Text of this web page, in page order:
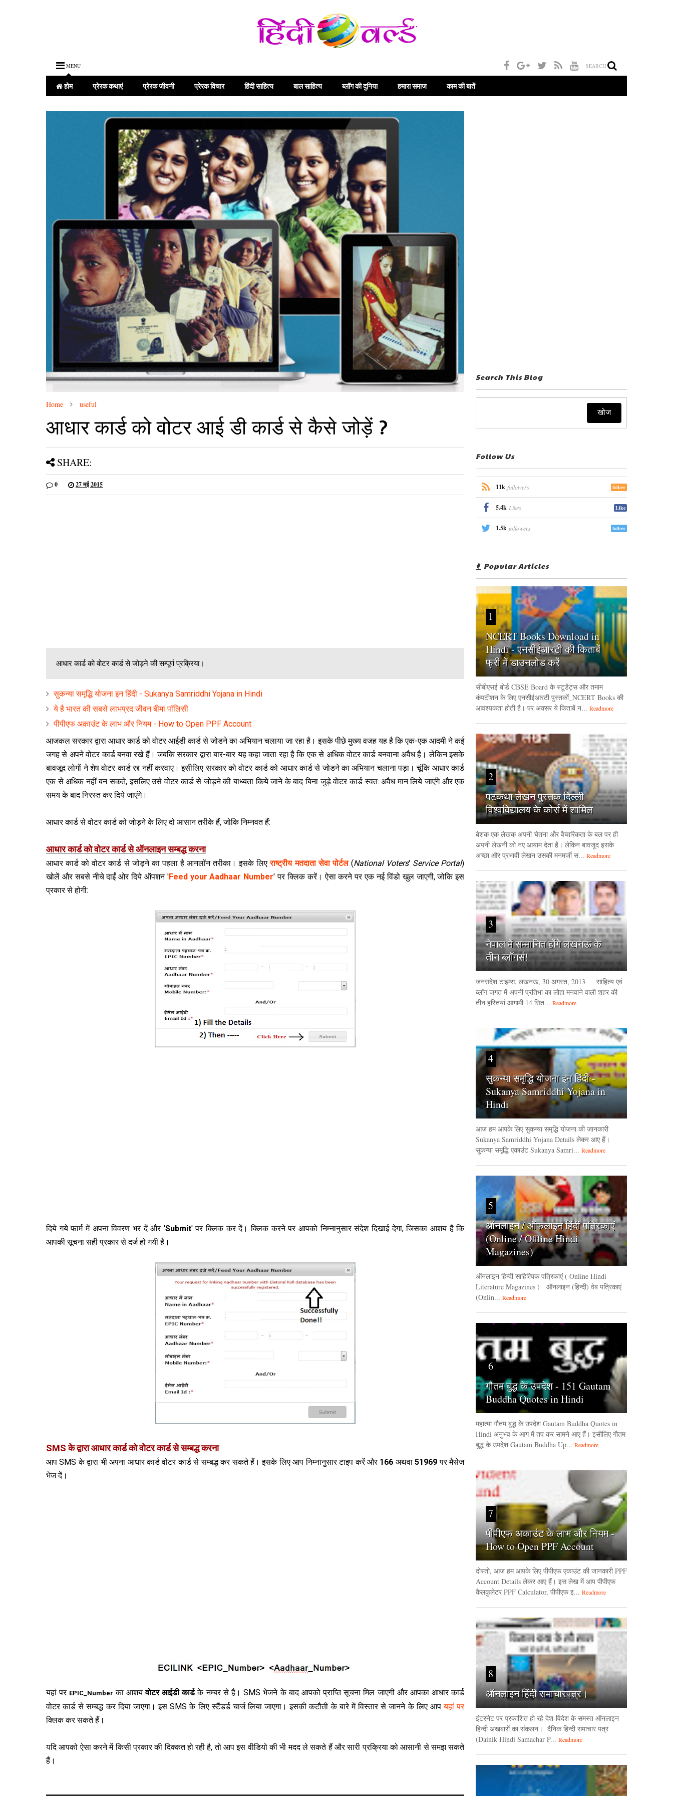
MENU SEARCH
होम प्रेरक कथाएं प्रेरक जीवनी प्रेरक विचार हिंदी साहित्य बाल साहित्य ब्लॉग की दुनिया हमारा समाज काम की बातें
Home useful
आधार कार्ड को वोटर आई डी कार्ड से कैसे जोड़ें ?
SHARE:
0 27 मई 2015
आधार कार्ड को वोटर कार्ड से जोड़ने की सम्पूर्ण प्रक्रिया।
सुकन्या समृद्धि योजना इन हिंदी - Sukanya Samriddhi Yojana in Hindi
ये है भारत की सबसे लाभप्रद जीवन बीमा पॉलिसी
पीपीएफ अकाउंट के लाभ और नियम - How to Open PPF Account
आजकल सरकार द्वारा आधार कार्ड को वोटर आईडी कार्ड से जोडने का अभि‍यान चलाया जा रहा है। इसके पीछे मुख्य वजह यह है कि एक-एक आदमी ने कई
जगह से अपने वोटर कार्ड बनवा रखे हैं। जबकि सरकार द्वारा बार-बार यह कहा जाता रहा है कि एक से अध‍िक वोटर कार्ड बनवाना अवैध है। लेकिन इसके
बावजूद लोगों ने शेष वोटर कार्ड रद्द नहीं करवाए। इसीलिए सरकार को वोटर कार्ड को आधार कार्ड से जोडने का अभि‍यान चलाना पड़ा। चूंकि आधार कार्ड
एक से अध‍िक नहीं बन सकते, इसलिए उसे वोटर कार्ड से जोड़ने की बाध्यता किये जाने के बाद बिना जुड़े वाेटर कार्ड स्वत: अवैध मान लिये जाएंगे और एक
समय के बाद निरस्त कर दिये जाएंगे।
आधार कार्ड से वोटर कार्ड को जोड़ने के लिए दो आसान तरीके हैं, जोकि निम्नवत हैं:
आधार कार्ड को वोटर कार्ड से ऑनलाइन सम्बद्ध करना
आधार कार्ड को वोटर कार्ड से जोड़ने का पहला है आनलॉन तरीका। इसके लिएराष्ट्रीय मतदाता सेवा पोर्टल(National Voters' Service Portal)
खोलें और सबसे नीचे दाईं ओर दिये ऑपशन 'Feed your Aadhaar Number' पर क्लिक करें। ऐसा करने पर एक नई विंडो खुल जाएगी, जोकि इस
प्रकार से होगी:
दिये गये फार्म में अपना विवरण भर दें और 'Submit' पर क्लिक कर दें। क्लिक करने पर आपको निम्नानुसार संदेश दिखाई देगा, जिसका आशय है कि
आपकी सूचना सही प्रकार से दर्ज हो गयी है।
SMS के द्वारा आधार कार्ड को वोटर कार्ड से सम्बद्ध करना
आप SMS के द्वारा भी अपना आधार कार्ड वोटर कार्ड से सम्बद्ध कर सकते हैं। इसके लिए आप निम्नानुसार टाइप करें और 166 अथवा51969 पर मैसेज
भेज दें।
यहां पर EPIC_Number का आशयवोटर आईडी कार्डके नम्बर से है। SMS भेजने के बाद आपको प्राप्ति सूचना मिल जाएगी और आपका आधार कार्ड
वोटर कार्ड से सम्बद्ध कर दिया जाएगा। इस SMS के लिए स्टैंडर्ड चार्ज लिया जाएगा। इसकी कटौती के बारे में विस्तार से जानने के लिए आपयहां पर
क्लिक कर सकते हैं।
यदि आपको ऐसा करने में किसी प्रकार की दिक्कत हो रही है, तो आप इस वीडियो की भी मदद ले सकते हैं और सारी प्रक्रिया को आसानी से समझ सकते
हैं।
Search This Blog
Follow Us
11k followers follow
5.4k Likes Like
1.5k followers follow
Popular Articles
1
NCERT Books Download in
Hindi - एनसीईआरटी की किताबें
फ्री में डाउनलोड करें
सीबीएसई बोर्ड CBSE Board के स्टूडेंट्स और तमाम
कंपटीशन के लिए एनसीईआरटी पुस्तकों_NCERT Books की
आवश्यकता होती है। पर अक्सर ये किताबें न... Readmore
2
पटकथा लेखन पुस्तक दिल्ली
विश्वविद्यालय के कोर्स में शामिल
बेशक एक लेखक अपनी चेतना और वैचारिकता के बल पर ही
अपनी लेखनी को नए आयाम देता है। लेकिन बावजूद इसके
अच्छा और प्रभावी लेखन उसकी मनमर्जी स... Readmore
3
नेपाल में सम्मानित होंगे लखनऊ के
तीन ब्लॉगर्स!
जनसंदेश टाइम्‍स, लखनऊ, 30 अगस्‍त, 2013 साहित्य एवं
ब्लॉग जगत में अपनी प्रतिभा का लोहा मनवाने वाली शहर की
तीन हस्तियां आगामी 14 सित... Readmore
4
सुकन्या समृद्धि योजना इन हिंदी -
Sukanya Samriddhi Yojana in
Hindi
आज हम आपके लिए सुकन्या समृद्धि योजना की जानकारी
Sukanya Samriddhi Yojana Details लेकर आए हैं।
सुकन्या समृद्धि एकाउंट Sukanya Samri... Readmore
5
ऑनलाइन / ऑफलाइन हिंदी पत्रिकाएं
(Online / Offline Hindi
Magazines)
ऑनलाइन हिन्‍दी साहित्यिक पत्रिकाएं ( Online Hindi
Literature Magazines ) ऑनलाइन (हिन्‍दी) वेब पत्रिकाएं
(Onlin... Readmore
6
गौतम बुद्ध के उपदेश - 151 Gautam
Buddha Quotes in Hindi
महात्मा गौतम बुद्ध के उपदेश Gautam Buddha Quotes in
Hindi अनुभव के आग में तप कर सामने आए हैं। इसीलिए गौतम
बुद्ध के उपदेश Gautam Buddha Up... Readmore
7
पीपीएफ अकाउंट के लाभ और नियम -
How to Open PPF Account
दोस्तो, आज हम आपके लिए पीपीएफ एकाउंट की जानकारी PPF
Account Details लेकर आए हैं। इस लेख में आप पीपीएफ
कैलकुलेटर PPF Calculator, पीपीएफ इ... Readmore
8
ऑनलाइन हिंदी समाचारपत्र।
इंटरनेट पर प्रकाशित हो रहे देश-विदेश के समस्त ऑनलाइन
हिन्दी अखबारों का संकलन। दैनिक हिन्‍दी समाचार पत्र
(Dainik Hindi Samachar P... Readmore